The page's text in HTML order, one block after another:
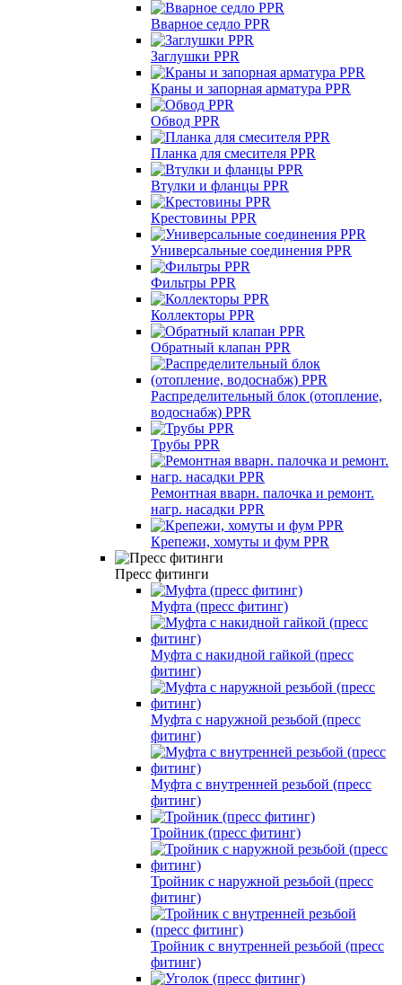
Вварное седло PPR
Заглушки PPR
Краны и запорная арматура PPR
Обвод PPR
Планка для смесителя PPR
Втулки и фланцы PPR
Крестовины PPR
Универсальные соединения PPR
Фильтры PPR
Коллекторы PPR
Обратный клапан PPR
Распределительный блок (отопление,
водоснабж) PPR
Трубы PPR
Ремонтная вварн. палочка и ремонт.
нагр. насадки PPR
Крепежи, хомуты и фум PPR
Пресс фитинги
Муфта (пресс фитинг)
Муфта с накидной гайкой (пресс
фитинг)
Муфта с наружной резьбой (пресс
фитинг)
Муфта с внутренней резьбой (пресс
фитинг)
Тройник (пресс фитинг)
Тройник с наружной резьбой (пресс
фитинг)
Тройник с внутренней резьбой (пресс
фитинг)